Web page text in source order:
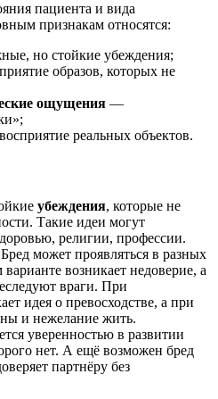
пациента и вида
признакам относятся:
но стойкие убеждения;
образов, которых не
ощущения —
реальных объектов.
убеждения, которые не
Такие идеи могут
религии, профессии.
может проявляться в разных
возникает недоверие, а
враги. При
идея о превосходстве, а при
и нежелание жить.
уверенностью в развитии
нет. А ещё возможен бред
партнёру без